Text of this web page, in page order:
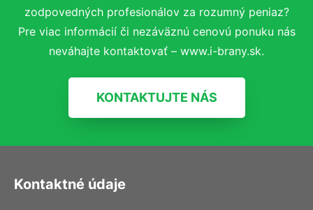
zodpovedných profesionálov za rozumný peniaz?
Pre viac informácií či nezáväznú cenovú ponuku nás
neváhajte kontaktovať – www.i-brany.sk.
KONTAKTUJTE NÁS
Kontaktné údaje